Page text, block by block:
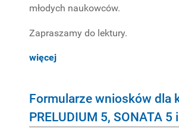
młodych naukowców.
Zapraszamy do lektury.
więcej
Formularze wniosków dla
PRELUDIUM 5, SONATA 5